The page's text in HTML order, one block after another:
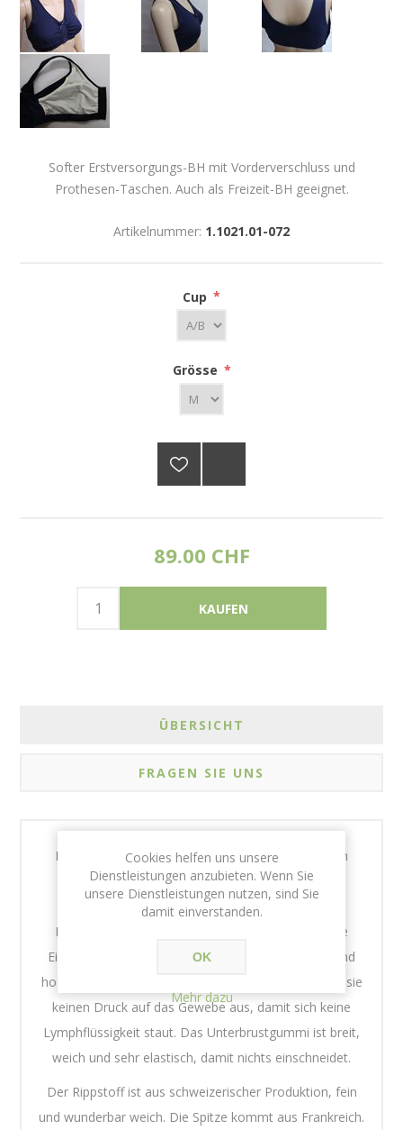
Softer Erstversorgungs-BH mit Vorderverschluss und
Prothesen-Taschen. Auch als Freizeit-BH geeignet.
Artikelnummer: 1.1021.01-072
Cup *
Grösse *
89.00 CHF
ÜBERSICHT
FRAGEN SIE UNS
Der Erstverorgungs-BH Bucaneve mit schmuckem
Vorderverschluss ist als erstes Modell nach einer
Brustoperation gedacht. Die Körbchen sind mit
Prothesentaschen auf beiden Seiten versehen. Die
Einfassungen an den Arm- und Halsausschnitten sind
hochgeschnitten, weich, weit und elastisch. So üben sie
keinen Druck auf das Gewebe aus, damit sich keine
Lymphflüssigkeit staut. Das Unterbrustgummi ist breit,
weich und sehr elastisch, damit nichts einschneidet.
Der Rippstoff ist aus schweizerischer Produktion, fein
und wunderbar weich. Die Spitze kommt aus Frankreich.
Cookies helfen uns unsere
Dienstleistungen anzubieten. Wenn Sie
unsere Dienstleistungen nutzen, sind Sie
damit einverstanden.
OK
Mehr dazu